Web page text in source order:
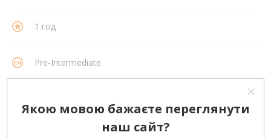
1 год
Pre-Intermediate
РАССМОТРЕНИЕ ВАРИАНТОВ
Якою мовою бажаєте переглянути
наш сайт?